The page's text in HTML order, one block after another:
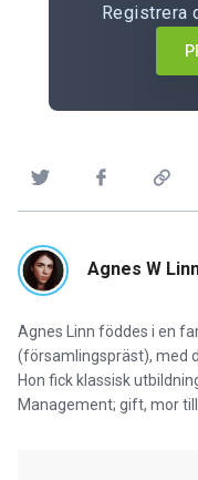
Registrera
Agnes W
Agnes Linn föddes i en
(församlingspräst), med
Hon fick klassisk
Management; gift, mor